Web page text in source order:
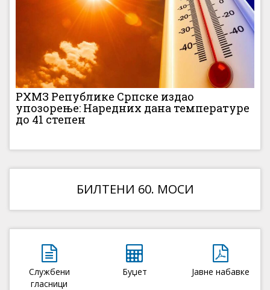
РХМЗ Републике Српске издао
упозорење: Наредних дана температуре
до 41 степен
БИЛТЕНИ 60. МОСИ
Службени
гласници
Буџет Јавне набавке